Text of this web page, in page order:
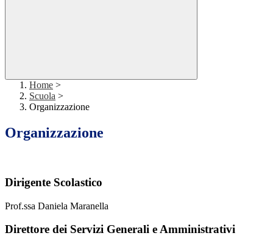
Home >
Scuola >
Organizzazione
Organizzazione
Dirigente Scolastico
Prof.ssa Daniela Maranella
Direttore dei Servizi Generali e Amministrativi